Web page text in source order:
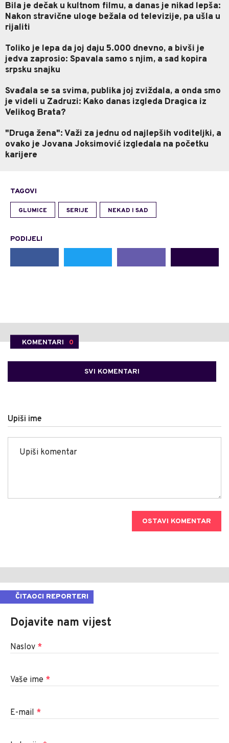
Bila je dečak u kultnom filmu, a danas je nikad lepša:
Nakon stravične uloge bežala od televizije, pa ušla u
rijaliti
Toliko je lepa da joj daju 5.000 dnevno, a bivši je
jedva zaprosio: Spavala samo s njim, a sad kopira
srpsku snajku
Svađala se sa svima, publika joj zviždala, a onda smo
je videli u Zadruzi: Kako danas izgleda Dragica iz
Velikog Brata?
"Druga žena": Važi za jednu od najlepših voditeljki, a
ovako je Jovana Joksimović izgledala na početku
karijere
TAGOVI
GLUMICE SERIJE NEKAD I SAD
PODIJELI
KOMENTARI 0
SVI KOMENTARI
Upiši ime
OSTAVI KOMENTAR
ČITAOCI REPORTERI
Dojavite nam vijest
Naslov *
Vaše ime *
E-mail *